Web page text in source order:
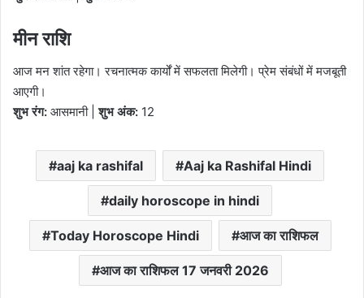
मीन राशि
आज मन शांत रहेगा। रचनात्मक कार्यों में सफलता मिलेगी। प्रेम संबंधों में मजबूती
आएगी।
शुभ रंग: आसमानी |शुभ अंक: 12
aaj ka rashifal Aaj ka Rashifal Hindi
daily horoscope in hindi
Today Horoscope Hindi आज का राशिफल
आज का राशिफल 17 जनवरी 2026